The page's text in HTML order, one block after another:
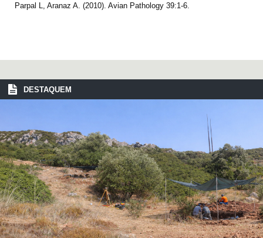
Parpal L, Aranaz A. (2010). Avian Pathology 39:1-6.
DESTAQUEM